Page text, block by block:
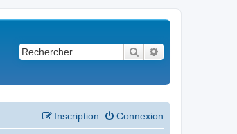
Rechercher
Connexion
Inscription